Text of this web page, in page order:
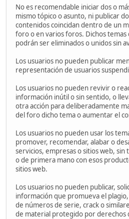
No es recomendable iniciar dos o
mismo tópico o asunto, ni publicar
contenidos coincidan dentro de un
foro o en varios foros. Dichos temas
podrán ser eliminados o unidos sin
Los usuarios no pueden publicar
representación de usuarios
Los usuarios no pueden revivir o
información inútil o sin sentido, o
otra acción para deliberadamente
del foro dicho tema o aumentar el
Los usuarios no pueden usar los
promover, recomendar, alabar o
servicios, empresas o sitios web,
o de primera mano con esos
sitios web.
Los usuarios no pueden publicar,
información que promueva el
de números de serie, crack o
de material protegido por derechos